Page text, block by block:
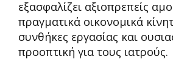
εξασφαλίζει αξιοπρεπείς
πραγματικά οικονομικά
συνθήκες εργασίας και
προοπτική για τους ιατρούς.